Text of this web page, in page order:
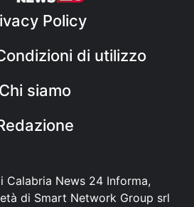
Policy
di utilizzo
Chi siamo
Calabria News 24 Informa,
di Smart Network Group srl